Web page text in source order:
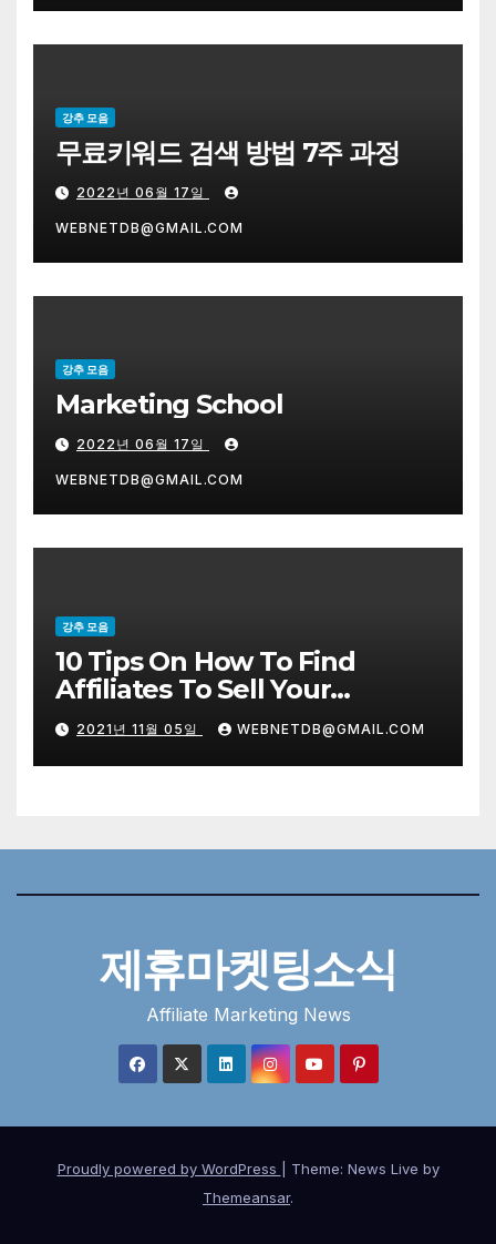
강추 모음
무료키워드 검색 방법 7주 과정
2022년 06월 17일
WEBNETDB@GMAIL.COM
강추 모음
Marketing School
2022년 06월 17일
WEBNETDB@GMAIL.COM
강추 모음
10 Tips On How To Find
Affiliates To Sell Your
Products
2021년 11월 05일 WEBNETDB@GMAIL.COM
제휴마켓팅소식
Affiliate Marketing News
Proudly powered by WordPress
Theme: News Live by
Themeansar.